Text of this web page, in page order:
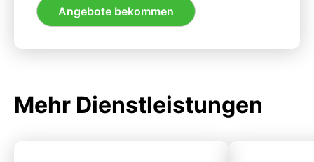
Angebote bekommen
Mehr Dienstleistungen